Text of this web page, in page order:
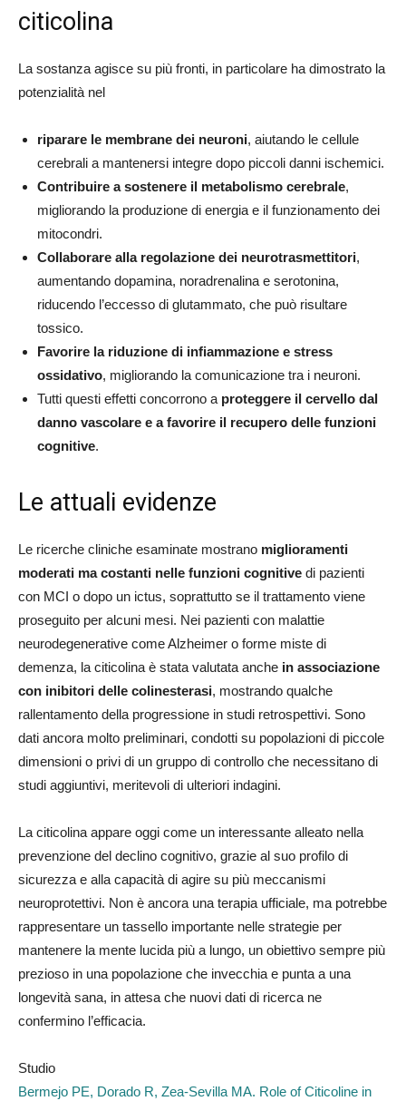
citicolina
La sostanza agisce su più fronti, in particolare ha dimostrato la
potenzialità nel
riparare le membrane dei neuroni, aiutando le cellule
cerebrali a mantenersi integre dopo piccoli danni ischemici.
Contribuire a sostenere il metabolismo cerebrale,
migliorando la produzione di energia e il funzionamento dei
mitocondri.
Collaborare alla regolazione dei neurotrasmettitori,
aumentando dopamina, noradrenalina e serotonina,
riducendo l’eccesso di glutammato, che può risultare
tossico.
Favorire la riduzione di infiammazione e stress
ossidativo, migliorando la comunicazione tra i neuroni.
Tutti questi effetti concorrono a proteggere il cervello dal
danno vascolare e a favorire il recupero delle funzioni
cognitive.
Le attuali evidenze
Le ricerche cliniche esaminate mostrano miglioramenti
moderati ma costanti nelle funzioni cognitive di pazienti
con MCI o dopo un ictus, soprattutto se il trattamento viene
proseguito per alcuni mesi. Nei pazienti con malattie
neurodegenerative come Alzheimer o forme miste di
demenza, la citicolina è stata valutata anche in associazione
con inibitori delle colinesterasi, mostrando qualche
rallentamento della progressione in studi retrospettivi. Sono
dati ancora molto preliminari, condotti su popolazioni di piccole
dimensioni o privi di un gruppo di controllo che necessitano di
studi aggiuntivi, meritevoli di ulteriori indagini.
La citicolina appare oggi come un interessante alleato nella
prevenzione del declino cognitivo, grazie al suo profilo di
sicurezza e alla capacità di agire su più meccanismi
neuroprotettivi. Non è ancora una terapia ufficiale, ma potrebbe
rappresentare un tassello importante nelle strategie per
mantenere la mente lucida più a lungo, un obiettivo sempre più
prezioso in una popolazione che invecchia e punta a una
longevità sana, in attesa che nuovi dati di ricerca ne
confermino l’efficacia.
Studio
Bermejo PE, Dorado R, Zea-Sevilla MA. Role of Citicoline in